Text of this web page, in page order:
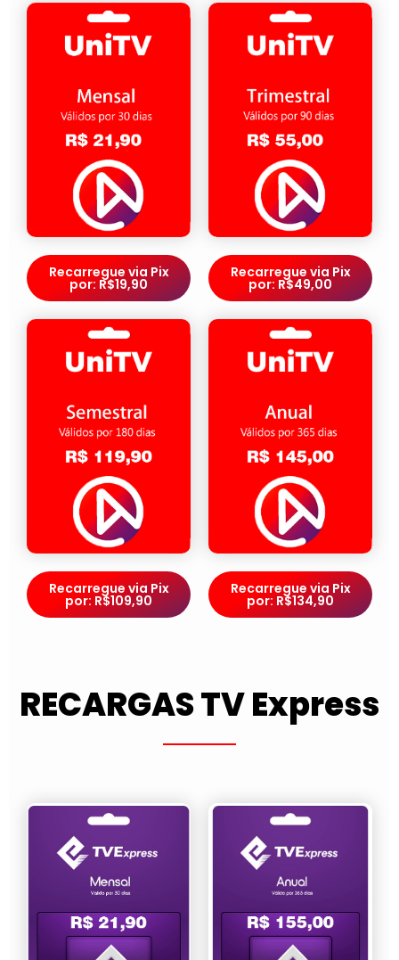
Recarregue via Pix
por: R$19,90
Recarregue via Pix
por: R$49,00
Recarregue via Pix
por: R$109,90
Recarregue via Pix
por: R$134,90
RECARGAS TV Express